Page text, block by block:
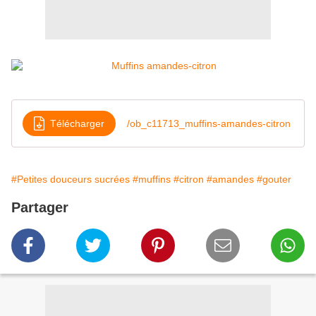
Télécharger /ob_c11713_muffins-amandes-citron
#Petites douceurs sucrées #muffins #citron #amandes #gouter
Partager